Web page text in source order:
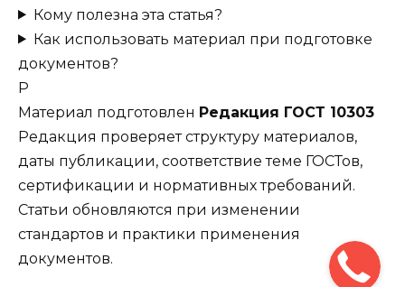
Кому полезна эта статья?
Как использовать материал при подготовке
документов?
Р
Материал подготовлен Редакция ГОСТ 10303
Редакция проверяет структуру материалов,
даты публикации, соответствие теме ГОСТов,
сертификации и нормативных требований.
Статьи обновляются при изменении
стандартов и практики применения
документов.